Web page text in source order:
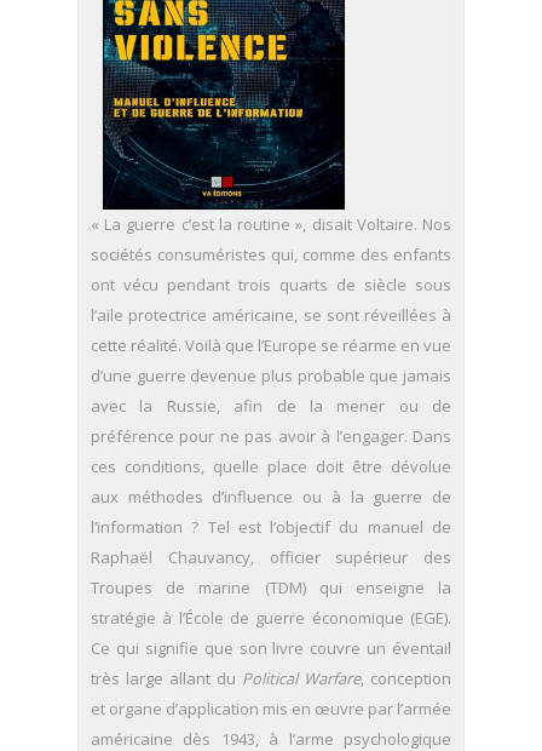
« La guerre c’est la routine », disait Voltaire. Nos
sociétés consuméristes qui, comme des enfants
ont vécu pendant trois quarts de siècle sous
l’aile protectrice américaine, se sont réveillées à
cette réalité. Voilà que l’Europe se réarme en vue
d’une guerre devenue plus probable que jamais
avec la Russie, afin de la mener ou de
préférence pour ne pas avoir à l’engager. Dans
ces conditions, quelle place doit être dévolue
aux méthodes d’influence ou à la guerre de
l’information ? Tel est l’objectif du manuel de
Raphaël Chauvancy, officier supérieur des
Troupes de marine (TDM) qui enseigne la
stratégie à l’École de guerre économique (EGE).
Ce qui signifie que son livre couvre un éventail
très large allant du Political Warfare, conception
et organe d’application mis en œuvre par l’armée
américaine dès 1943, à l’arme psychologique